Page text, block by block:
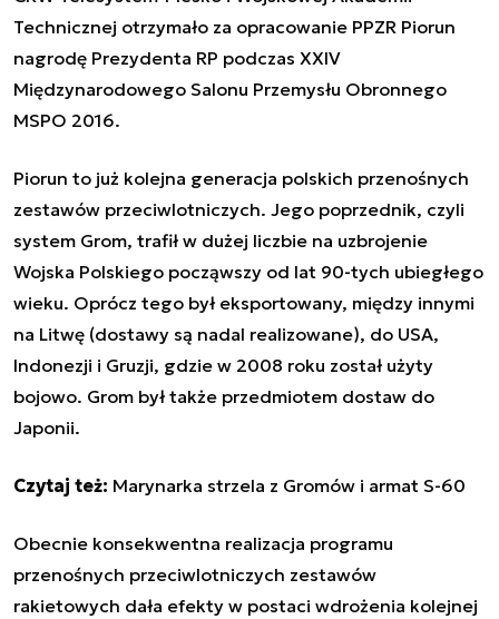
Technicznej otrzymało za opracowanie PPZR Piorun
nagrodę Prezydenta RP podczas XXIV
Międzynarodowego Salonu Przemysłu Obronnego
MSPO 2016.
Piorun to już kolejna generacja polskich przenośnych
zestawów przeciwlotniczych. Jego poprzednik, czyli
system Grom, trafił w dużej liczbie na uzbrojenie
Wojska Polskiego począwszy od lat 90-tych ubiegłego
wieku. Oprócz tego był eksportowany, między innymi
na Litwę (dostawy są nadal realizowane), do USA,
Indonezji i Gruzji, gdzie w 2008 roku został użyty
bojowo. Grom był także przedmiotem dostaw do
Japonii.
Czytaj też: Marynarka strzela z Gromów i armat S-60
Obecnie konsekwentna realizacja programu
przenośnych przeciwlotniczych zestawów
rakietowych dała efekty w postaci wdrożenia kolejnej